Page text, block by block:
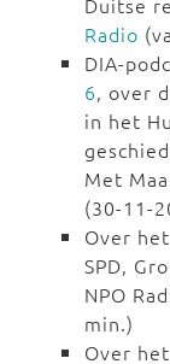
Duitse
Radio
DIA-
6, over
in het
Met
(30-11-
Over
SPD,
NPO
min.)
Over